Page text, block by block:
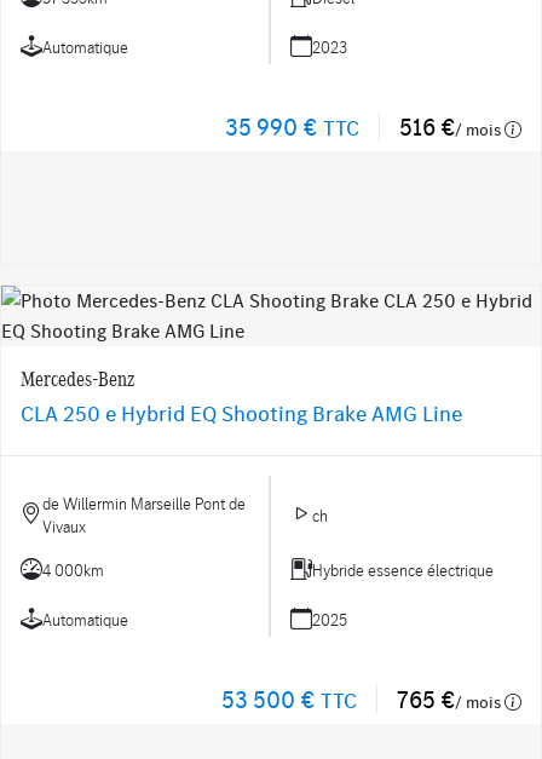
Automatique 2023
35 990 € TTC 516 €/ mois
Mercedes-Benz
CLA 250 e Hybrid EQ Shooting Brake AMG Line
de Willermin Marseille Pont de
Vivaux
ch
4 000km Hybride essence électrique
Automatique 2025
53 500 € TTC 765 €/ mois